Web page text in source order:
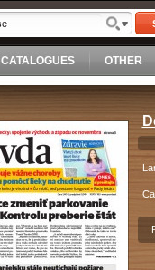
CATALOGUES OTHER